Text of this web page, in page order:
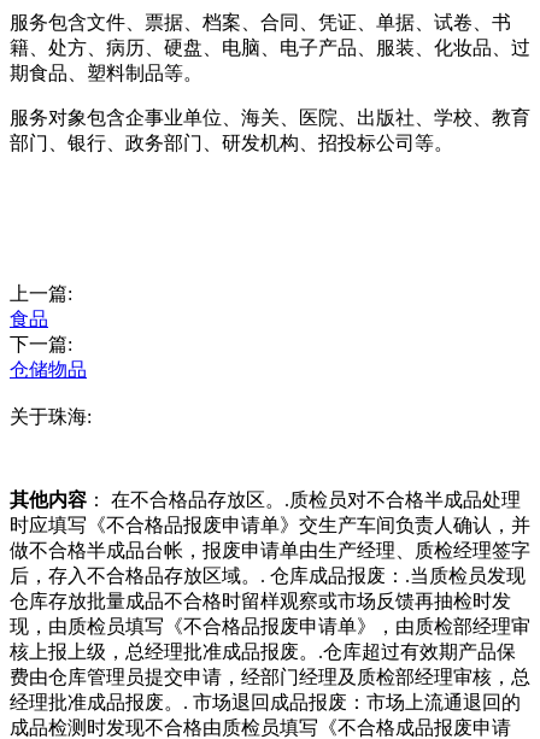
服务包含文件、票据、档案、合同、凭证、单据、试卷、书
籍、处方、病历、硬盘、电脑、电子产品、服装、化妆品、过
期食品、塑料制品等。
服务对象包含企事业单位、海关、医院、出版社、学校、教育
部门、银行、政务部门、研发机构、招投标公司等。
上一篇:
食品
下一篇:
仓储物品
关于珠海:
其他内容 ： 在不合格品存放区。.质检员对不合格半成品处理
时应填写《不合格品报废申请单》交生产车间负责人确认，并
做不合格半成品台帐，报废申请单由生产经理、质检经理签字
后，存入不合格品存放区域。. 仓库成品报废：.当质检员发现
仓库存放批量成品不合格时留样观察或市场反馈再抽检时发
现，由质检员填写《不合格品报废申请单》，由质检部经理审
核上报上级，总经理批准成品报废。.仓库超过有效期产品保
费由仓库管理员提交申请，经部门经理及质检部经理审核，总
经理批准成品报废。. 市场退回成品报废：市场上流通退回的
成品检测时发现不合格由质检员填写《不合格成品报废申请